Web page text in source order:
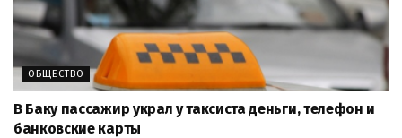
ОБЩЕСТВО
В Баку пассажир украл у таксиста деньги, телефон и
банковские карты